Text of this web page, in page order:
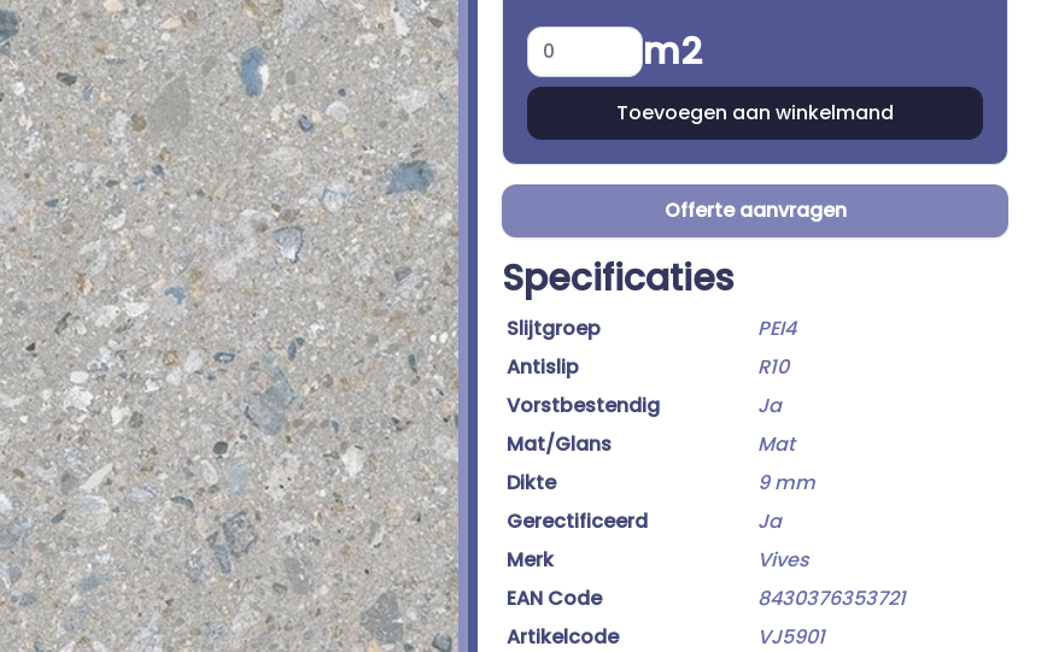
m2
Offerte aanvragen
Specificaties
Slijtgroep
PEI4
Antislip
R10
Vorstbestendig
Ja
Mat/Glans
Mat
Dikte
9 mm
Gerectificeerd
Ja
Merk
Vives
EAN Code
8430376353721
Artikelcode
VJ5901